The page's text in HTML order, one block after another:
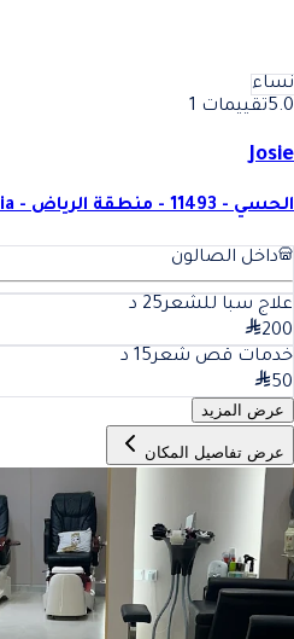
نساء
5.0تقييمات 1
Josie
الحسي - 11493 - منطقة الرياض - Saudi Arabia
داخل الصالون
علاج سبا للشعر25 د
200
خدمات قص شعر15 د
50
عرض المزيد
عرض تفاصيل المكان